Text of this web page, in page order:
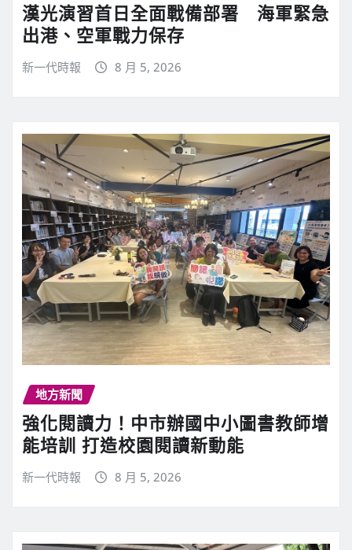
漢光演習首日全面戰備部署 海軍緊急
出港、空軍戰力保存
新一代時報 8 月 5, 2026
地方新聞
強化閱讀力！中市辦國中小圖書教師增
能培訓 打造校園閱讀新動能
新一代時報 8 月 5, 2026